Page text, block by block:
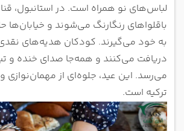
لباس‌های نو همراه است. در استانبول،
باقلواهای رنگارنگ می‌شوند و
به خود می‌گیرند. کودکان هدیه‌های نقدی
دریافت می‌کنند و همه‌جا صدای خنده و
می‌رسد. این عید، جلوه‌ای از مهمان‌نوازی
ترکیه است.